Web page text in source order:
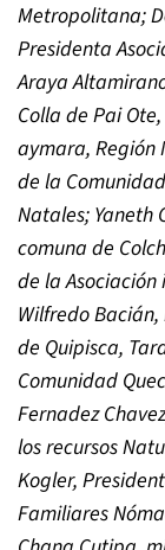
Metropolitana;
Presidenta
Araya
Colla de Pai
aymara,
de la
Natales;
comuna de
de la
Wilfredo
de Quipisca,
Comunidad
Fernadez
los recursos
Kogler,
Familiares